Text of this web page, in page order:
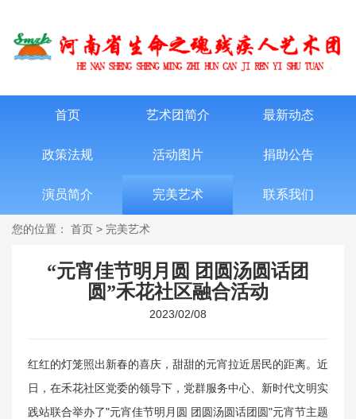
首页 艺术团简介 最新动态
政策法规 活动图片 捐助公告
演员简介 完美艺术 联系我们
您的位置： 首页 > 完美艺术
“元宵佳节明月圆 团圆汤圆话团
圆”禾花社区融合活动
2023/02/08
红红的灯笼照出新春的喜庆，甜甜的元宵拉近居民的距离。近
日，在禾花社区党委的领导下，党群服务中心、新时代文明实
践站联合举办了"元宵佳节明月圆 团圆汤圆话团圆"元宵节主题